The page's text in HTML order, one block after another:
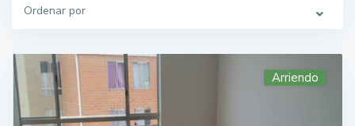
Ordenar por
Arriendo